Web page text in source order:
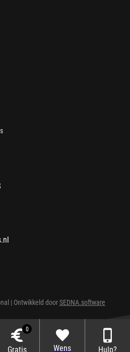
0
Gratis Wens Hulp?
| Ontwikkeld doorSEDNA.software